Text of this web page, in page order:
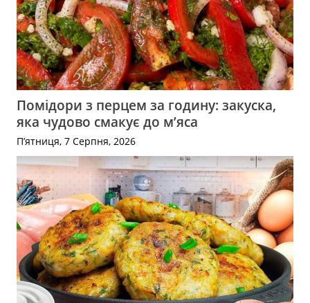
Помідори з перцем за годину: закуска,
яка чудово смакує до м’яса
П’ятниця, 7 Серпня, 2026